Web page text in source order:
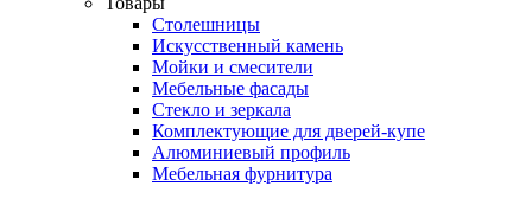
Столешницы
Искусственный камень
Мойки и смесители
Мебельные фасады
Стекло и зеркала
Комплектующие для дверей-купе
Алюминиевый профиль
Мебельная фурнитура